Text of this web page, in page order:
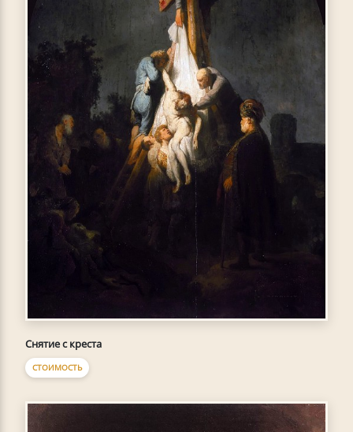
Снятие с креста
СТОИМОСТЬ